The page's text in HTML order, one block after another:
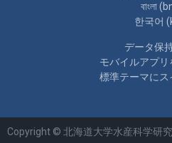
বাংলা
한국어
データ保
モバイルアプリ
標準テーマにス
Copyright © 北海道大学水産科学研